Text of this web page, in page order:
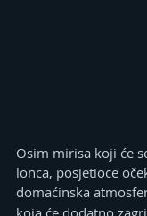
Osim mirisa koji će
lonca, posjetioce
domaćinska
koja će dodatno